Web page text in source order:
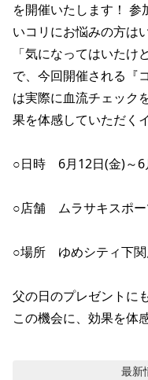
ムラサ
ポイント・
を開催いたします！
いコリにお悩みの方は
「気になってはいたけ
で、今回開催される『
は実際に血流チェック
果を体感していただく
○日時　6月12日(金)～
○店舗　ムラサキスポ
○場所　ゆめシティ下
父の日のプレゼントに
この機会に、効果を体
最新